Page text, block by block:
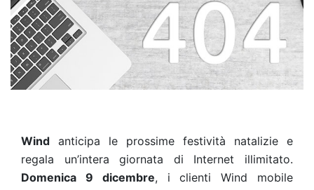
Wind anticipa le prossime festività natalizie e
regala un’intera giornata di Internet illimitato.
Domenica 9 dicembre, i clienti Wind mobile